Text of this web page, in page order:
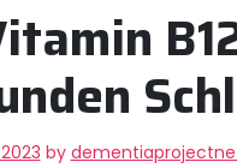
by